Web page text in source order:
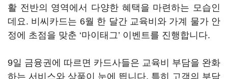
활 전반의 영역에서 다양한 혜택을 마련하는 모습인
데요. 비씨카드는 6월 한 달간 교육비와 가계 물가 안
정에 초점을 맞춘 ‘마이태그’ 이벤트를 진행합니다.
9일 금융권에 따르면 카드사들은 교육비 부담을 완화
하는 서비스와 상품이 눈에 띕니다. 특히 고객의 부담